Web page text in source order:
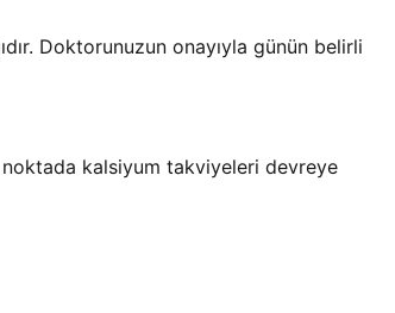
Doktorunuzun onayıyla günün belirli
kalsiyum takviyeleri devreye